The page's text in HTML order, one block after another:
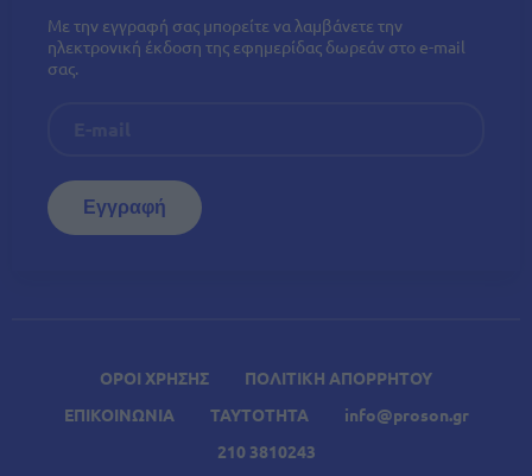
ΟΡΟΙ ΧΡΗΣΗΣ
ΠΟΛΙΤΙΚΗ ΑΠΟΡΡΗΤΟΥ
ΕΠΙΚΟΙΝΩΝΙΑ
ΤΑΥΤΟΤΗΤΑ
info@proson.gr
210 3810243
Με την εγγραφή σας μπορείτε να λαμβάνετε την
ηλεκτρονική έκδοση της εφημερίδας δωρεάν στο e-mail
σας.